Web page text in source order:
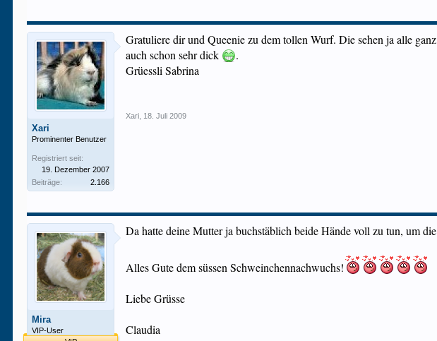
Xari
Prominenter Benutzer
Registriert seit:
19. Dezember 2007
Beiträge:
2.166
Gratuliere dir und Queenie zu dem tollen Wurf. Die sehen ja alle
auch schon sehr dick
.
Grüessli Sabrina
Xari 18. Juli 2009
Mira
VIP-User
Da hatte deine Mutter ja buchstäblich beide Hände voll zu tun, um
Alles Gute dem süssen Schweinchennachwuchs!
Liebe Grüsse
Claudia